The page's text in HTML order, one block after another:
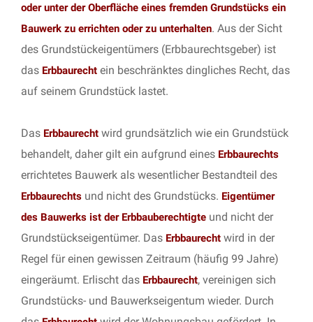
oder unter der Oberfläche eines fremden Grundstücks ein
Bauwerk zu errichten oder zu unterhalten. Aus der Sicht
des Grundstückeigentümers (Erbbaurechtsgeber) ist
das Erbbaurecht ein beschränktes dingliches Recht, das
auf seinem Grundstück lastet.
Das Erbbaurecht wird grundsätzlich wie ein Grundstück
behandelt, daher gilt ein aufgrund eines Erbbaurechts
errichtetes Bauwerk als wesentlicher Bestandteil des
Erbbaurechts und nicht des Grundstücks. Eigentümer
des Bauwerks ist der Erbbauberechtigte und nicht der
Grundstückseigentümer. Das Erbbaurecht wird in der
Regel für einen gewissen Zeitraum (häufig 99 Jahre)
eingeräumt. Erlischt das Erbbaurecht, vereinigen sich
Grundstücks- und Bauwerkseigentum wieder. Durch